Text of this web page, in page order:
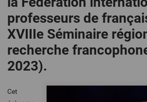
professeurs de
XVIIIe Séminaire
recherche
2023).
Cet